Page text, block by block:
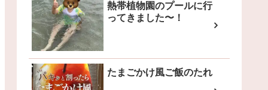
熱帯植物園のプールに行
ってきました〜！
たまごかけ風ご飯のたれ